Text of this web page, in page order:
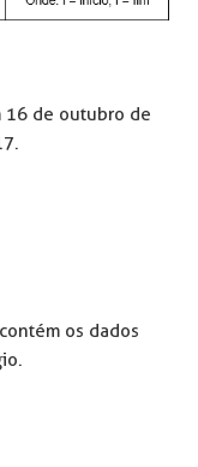
16 de outubro de
os dados